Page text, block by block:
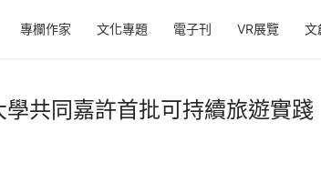
專欄作家 文化專題 電子刊 VR展覽 文
共同嘉許首批可持續旅遊實踐